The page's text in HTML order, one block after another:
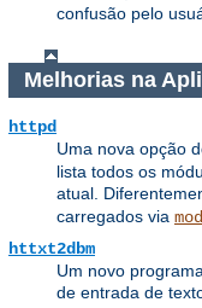
confusão pelo
Melhorias na
httpd
Uma nova opção
lista todos os
atual.
carregados via
httxt2dbm
Um novo
de entrada de